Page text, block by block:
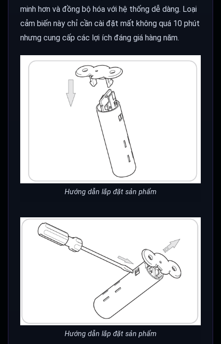
minh hơn và đồng bộ hóa với hệ thống dễ dàng. Loại
cảm biến này chỉ cần cài đặt mất không quá 10 phút
nhưng cung cấp các lợi ích đáng giá hàng năm.
Hướng dẫn lắp đặt sản phẩm
Hướng dẫn lắp đặt sản phẩm